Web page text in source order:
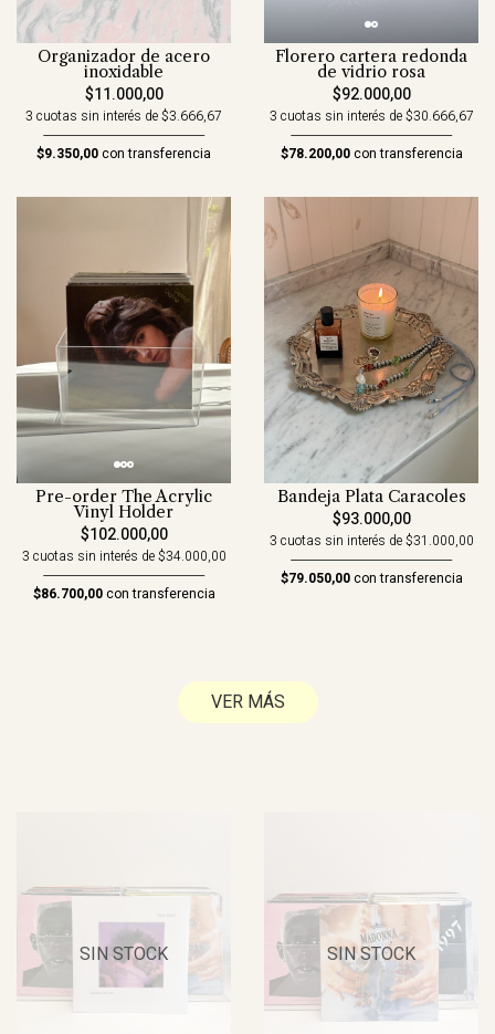
Organizador de acero
inoxidable
$11.000,00
3 cuotas sin interés de $3.666,67
$9.350,00con transferencia
Florero cartera redonda
de vidrio rosa
$92.000,00
3 cuotas sin interés de $30.666,67
$78.200,00con transferencia
Pre-order The Acrylic
Vinyl Holder
$102.000,00
3 cuotas sin interés de $34.000,00
$86.700,00con transferencia
Bandeja Plata Caracoles
$93.000,00
3 cuotas sin interés de $31.000,00
$79.050,00con transferencia
VER MÁS
SIN STOCK SIN STOCK